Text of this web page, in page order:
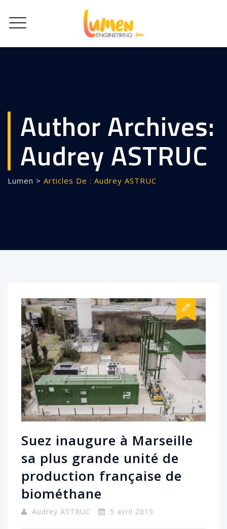
Author Archives:
Audrey ASTRUC
Lumen > Articles De : Audrey ASTRUC
Suez inaugure à Marseille
sa plus grande unité de
production française de
biométhane
Audrey ASTRUC 5 avril 2019